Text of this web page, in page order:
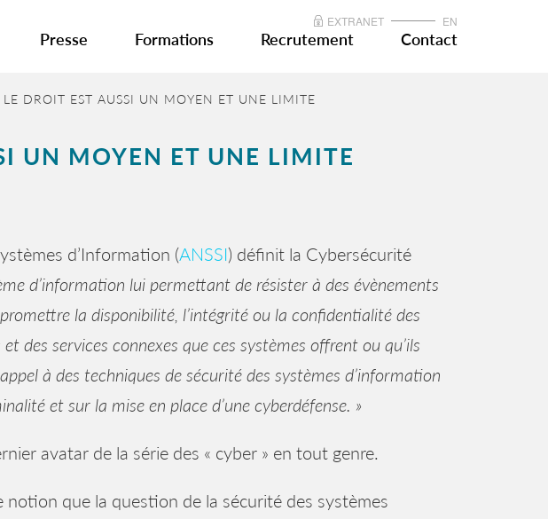
EXTRANET EN
Presse Formations Recrutement Contact
LE DROIT EST AUSSI UN MOYEN ET UNE LIMITE
UN MOYEN ET UNE LIMITE
d’Information (ANSSI) définit la Cybersécurité
d’information lui permettant de résister à des évènements
la disponibilité, l’intégrité ou la confidentialité des
des services connexes que ces systèmes offrent ou qu’ils
à des techniques de sécurité des systèmes d’information
et sur la mise en place d’une cyberdéfense. »
avatar de la série des « cyber » en tout genre.
que la question de la sécurité des systèmes